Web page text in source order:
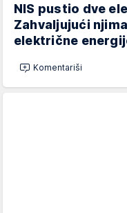
NIS pustio dve
Zahvaljujući
električne
Komentariši